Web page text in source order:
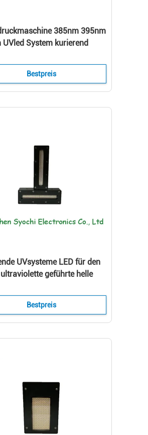
385nm 395nm
UVled System kurierend
Bestpreis
UVsysteme LED für den
geführte helle
Bestpreis